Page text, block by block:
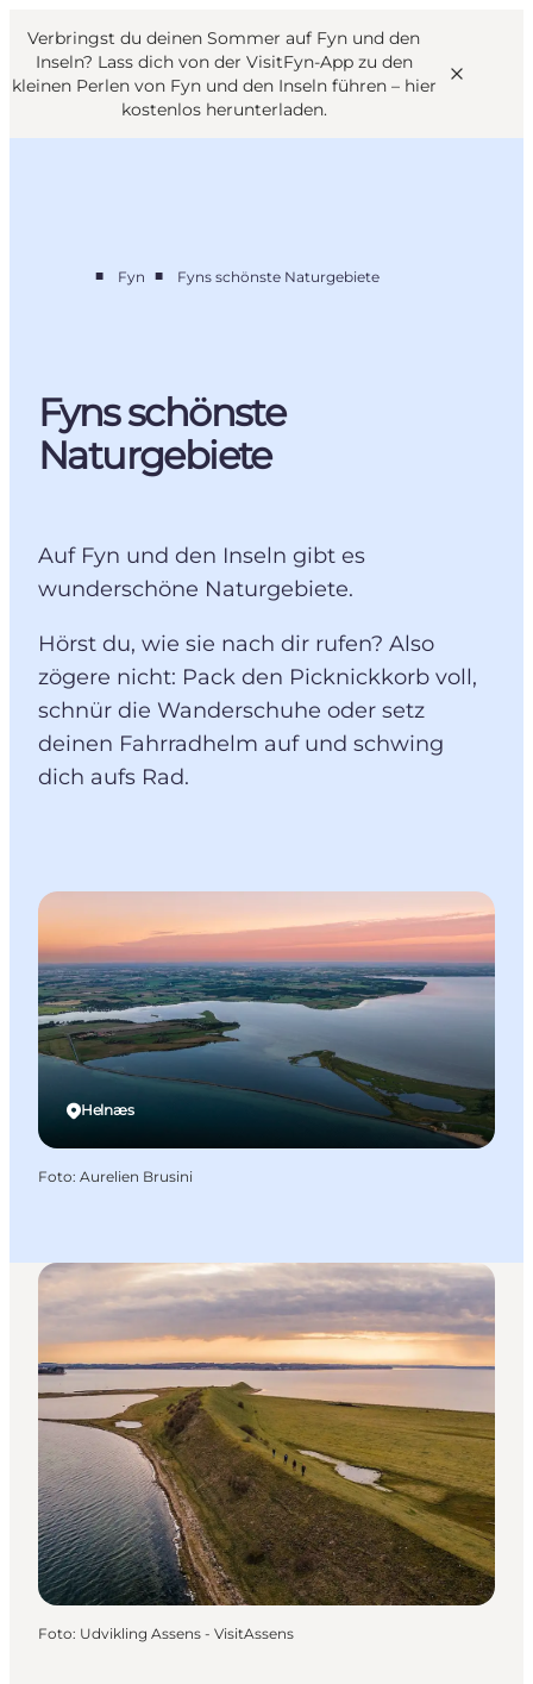
Verbringst du deinen Sommer auf Fyn und den
Inseln? Lass dich von der VisitFyn-App zu den
kleinen Perlen von Fyn und den Inseln führen – hier
kostenlos herunterladen.
Outdoor & bike
VisitFyn
Deutsch
■ Fyn ■ Fyns schönste Naturgebiete
Fyns schönste
Naturgebiete
Auf Fyn und den Inseln gibt es
wunderschöne Naturgebiete.
Hörst du, wie sie nach dir rufen? Also
zögere nicht: Pack den Picknickkorb voll,
schnür die Wanderschuhe oder setz
deinen Fahrradhelm auf und schwing
dich aufs Rad.
Helnæs
Foto: Aurelien Brusini
Foto: Udvikling Assens - VisitAssens